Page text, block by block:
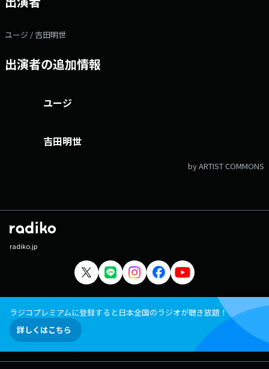
ユージ / 吉田明世
出演者の追加情報
ユージ
吉田明世
by ARTIST COMMONS
radiko.jp
ラジコプレミアムに登録すると日本全国のラジオが聴き放題！
詳しくはこちら